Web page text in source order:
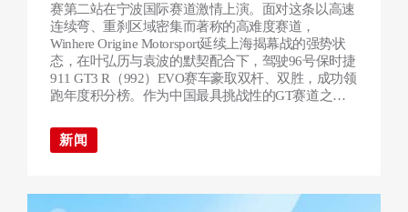
赛第二站在宁波国际赛道激情上演。面对这条以高速
连续弯、重刹区域密集而著称的高难度赛道，
Winhere Origine Motorsport延续上海揭幕战的强势状
态，在叶弘历与袁波的默契配合下，驾驶96号保时捷
911 GT3 R（992）EVO赛车豪取双杆、双胜，成功领
跑年度积分榜。作为中国最具挑战性的GT赛道之
空气动力学、轮胎管理以及制动系统稳定性提出极高
要求。本站赛事共有25台GT3赛车同场竞技，攻防节
新闻